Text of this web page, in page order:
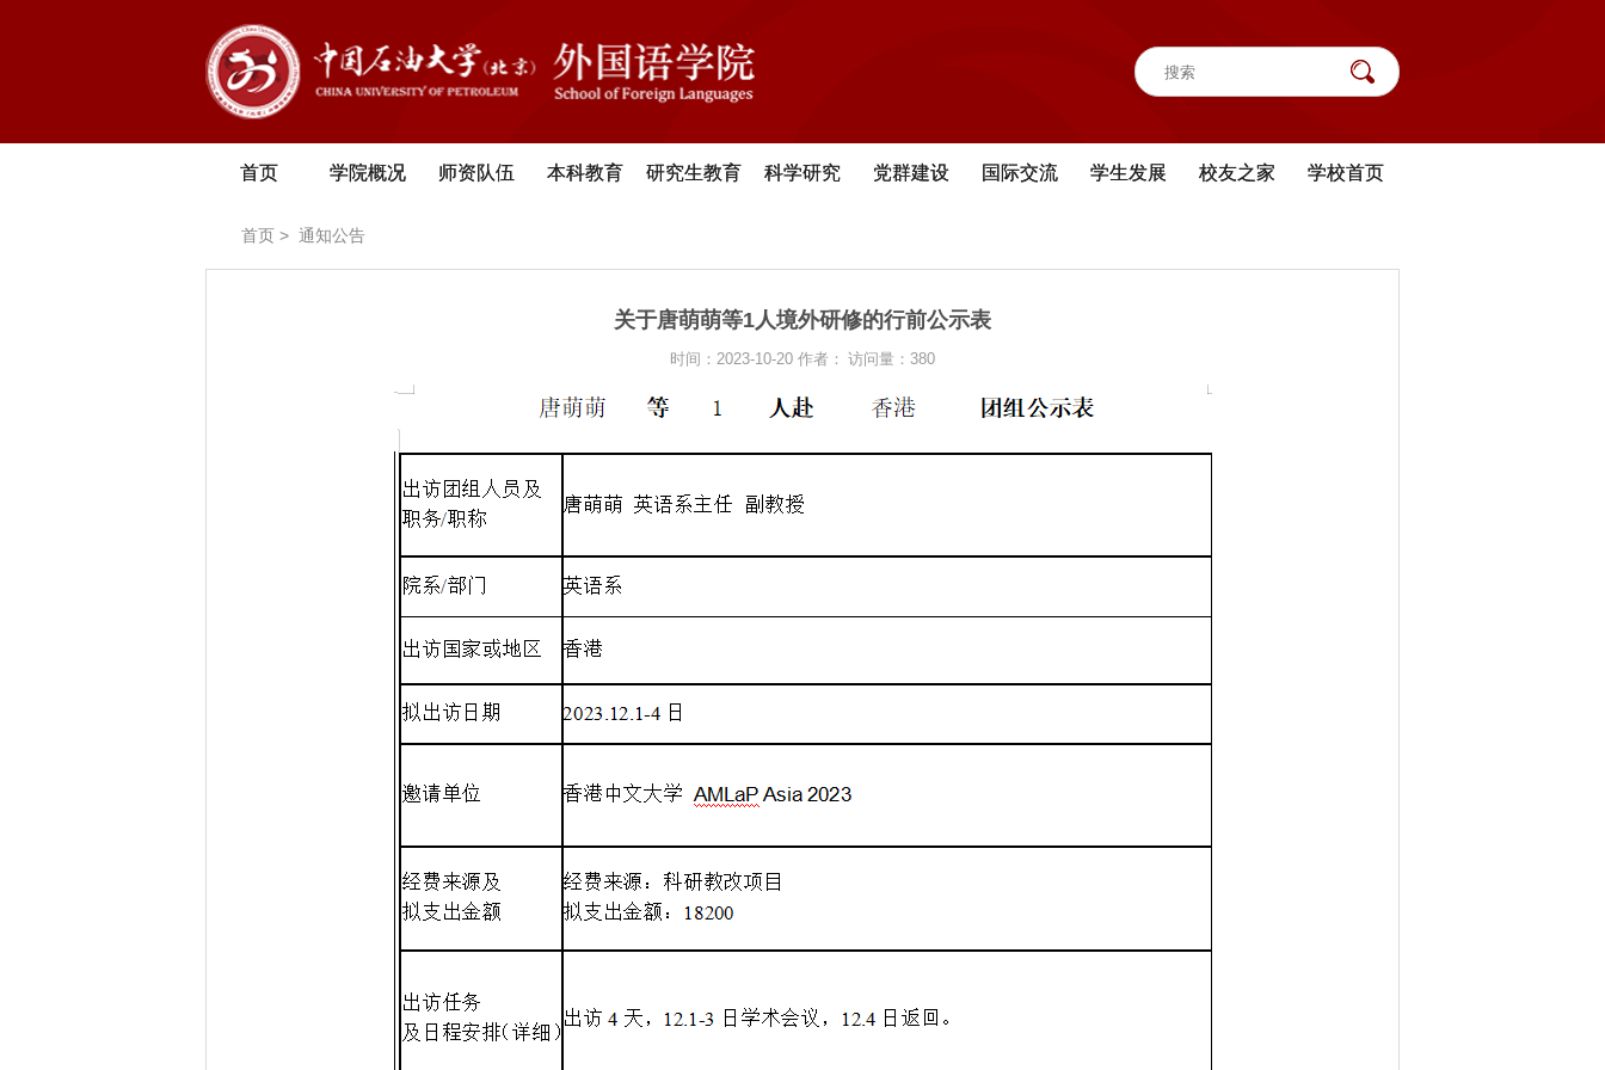
首页 学院概况 师资队伍 本科教育 研究生教育 科学研究 党群建设 国际交流 学生发展 校友之家 学校首页
首页 > 通知公告
关于唐萌萌等1人境外研修的行前公示表
时间：2023-10-20 作者： 访问量： 380